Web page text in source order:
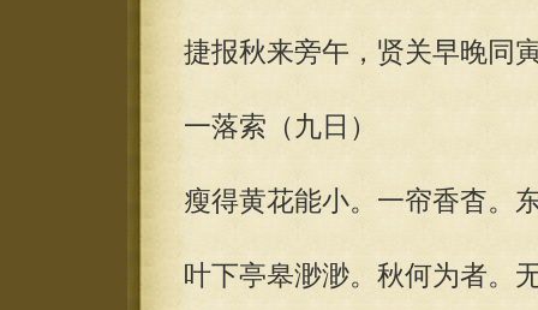
捷报秋来旁午，贤关早晚同
一落索（九日）
瘦得黄花能小。一帘香杳。
叶下亭皋渺渺。秋何为者。